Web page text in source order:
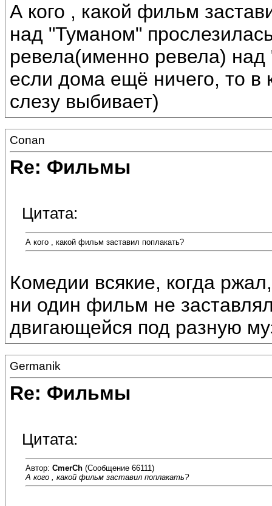
А кого , какой фильм
над "Туманом"
ревела(именно ревела)
если дома ещё ничего, то в
слезу выбивает)
Conan
Re: Фильмы
Цитата:
А кого , какой фильм заставил поплакать?
Комедии всякие, когда
ни один фильм не
двигающейся под разную
Germanik
Re: Фильмы
Цитата:
Автор: CmerCh (Сообщение 66111)
А кого , какой фильм заставил поплакать?